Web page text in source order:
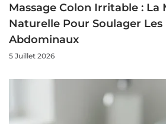
Massage Colon Irritable : La
Naturelle Pour Soulager
Abdominaux
5 Juillet 2026